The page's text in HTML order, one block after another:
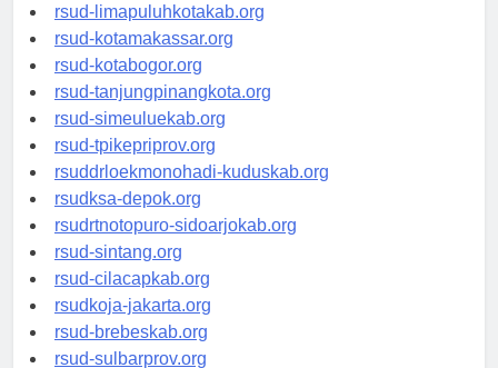
rsud-pasuruankota.org
rsud-limapuluhkotakab.org
rsud-kotamakassar.org
rsud-kotabogor.org
rsud-tanjungpinangkota.org
rsud-simeuluekab.org
rsud-tpikepriprov.org
rsuddrloekmonohadi-kuduskab.org
rsudksa-depok.org
rsudrtnotopuro-sidoarjokab.org
rsud-sintang.org
rsud-cilacapkab.org
rsudkoja-jakarta.org
rsud-brebeskab.org